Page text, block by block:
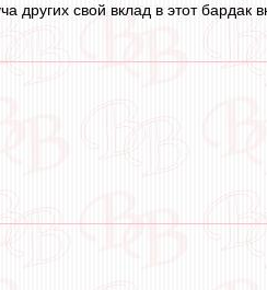
других свой вклад в этот